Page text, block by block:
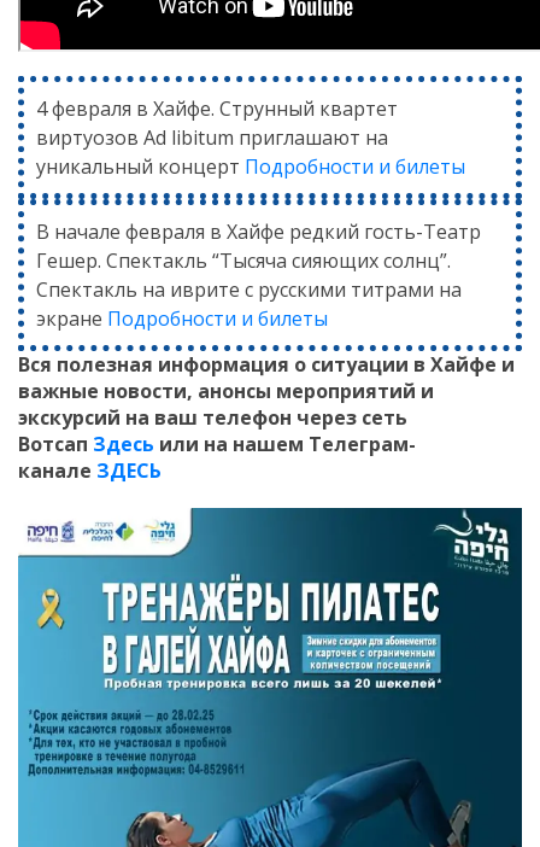
4 февраля в Хайфе. Струнный квартет
виртуозов Ad libitum приглашают на
уникальный концерт Подробности и билеты
В начале февраля в Хайфе редкий гость-Театр
Гешер. Спектакль “Тысяча сияющих солнц”.
Спектакль на иврите с русскими титрами на
экране Подробности и билеты
Вся полезная информация о ситуации в Хайфе и
важные новости, анонсы мероприятий и
экскурсий на ваш телефон через сеть
Вотсап Здесь или на нашем Телеграм-
канале ЗДЕСЬ